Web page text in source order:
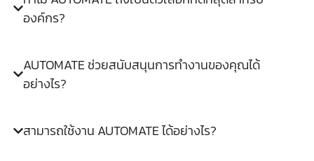
องค์กร?
AUTOMATE ช่วยสนับสนุนการทำงานของคุณได้
อย่างไร?
สามารถใช้งาน AUTOMATE ได้อย่างไร?